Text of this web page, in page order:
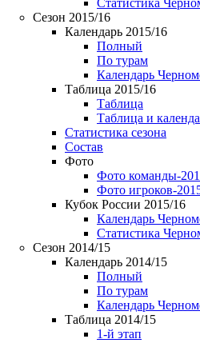
Статистика
Сезон 2015/16
Календарь 2015/16
Полный
По турам
Календарь
Таблица 2015/16
Таблица
Таблица и
Статистика сезона
Состав
Фото
Фото команды-
Фото игроков-
Кубок России 2015/16
Календарь
Статистика
Сезон 2014/15
Календарь 2014/15
Полный
По турам
Календарь
Таблица 2014/15
1-й этап